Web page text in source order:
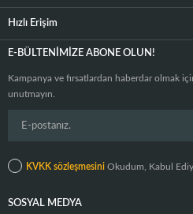
Hızlı Erişim
E-BÜLTENIMIZE ABONE OLUN!
Kampanya ve fırsatlardan haberdar olmak
unutmayın.
KVKK sözleşmesini Okudum, Kabul
SOSYAL MEDYA